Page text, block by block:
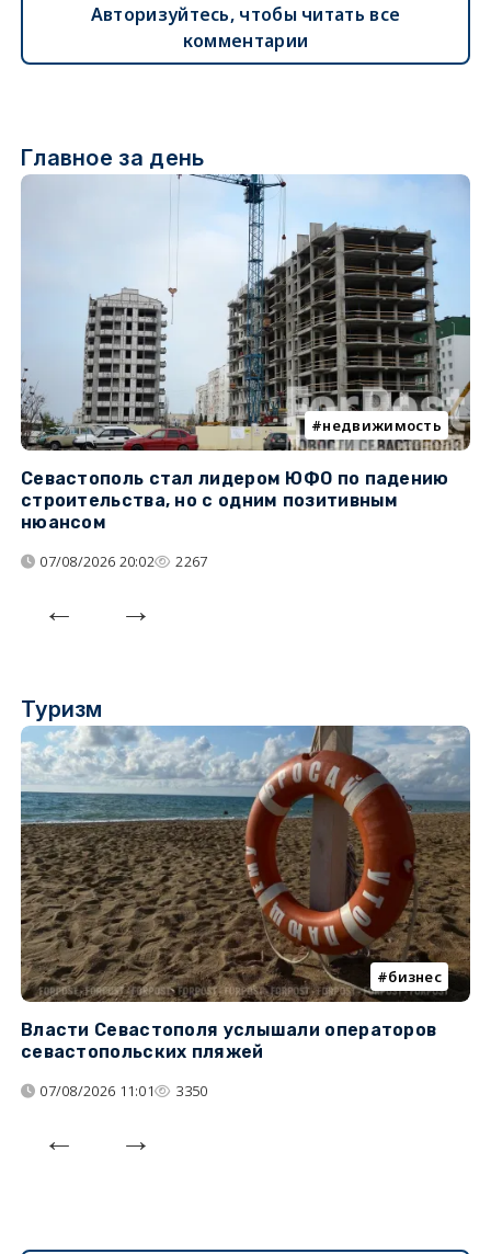
Авторизуйтесь, чтобы читать все
комментарии
Главное за день
недвижимость
Севастополь стал лидером ЮФО по падению
строительства, но с одним позитивным
нюансом
07/08/2026 20:02 2267
Туризм
бизнес
Власти Севастополя услышали операторов
севастопольских пляжей
07/08/2026 11:01 3350